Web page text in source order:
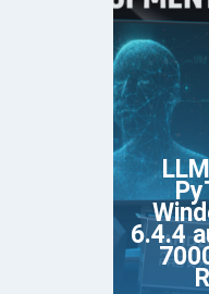
6.4.4